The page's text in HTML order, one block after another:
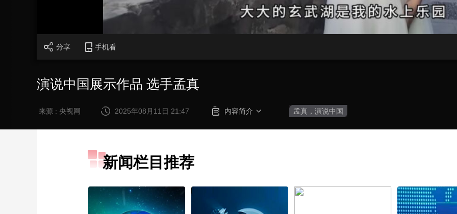
CCTV.节目官网
分享 手机看
演说中国展示作品 选手孟真
来源 : 央视网 2025年08月11日 21:47 内容简介 孟真，演说中国
新闻栏目推荐